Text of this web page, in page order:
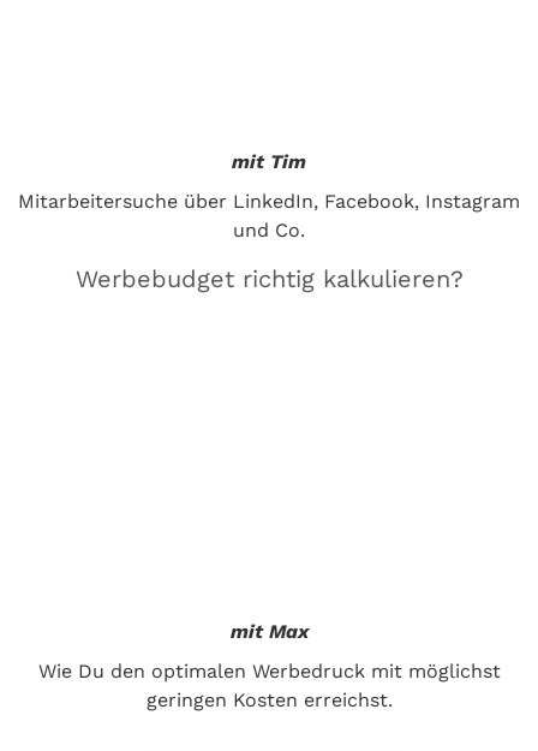
mit Tim
Mitarbeitersuche über LinkedIn, Facebook, Instagram
und Co.
Werbebudget richtig kalkulieren?
mit Max
Wie Du den optimalen Werbedruck mit möglichst
geringen Kosten erreichst.